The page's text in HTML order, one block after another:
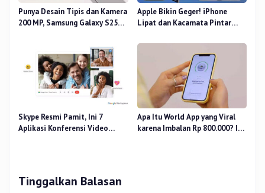
Punya Desain Tipis dan Kamera
200 MP, Samsung Galaxy S25
Apple Bikin Geger! iPhone
Lipat dan Kacamata Pintar
Skype Resmi Pamit, Ini 7
Aplikasi Konferensi Video
Apa Itu World App yang Viral
karena Imbalan Rp 800.000? Ini
Tinggalkan Balasan